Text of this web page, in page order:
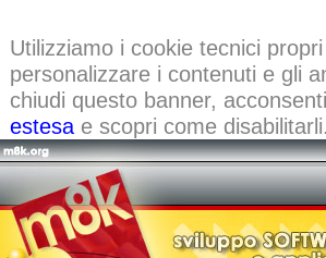
Utilizziamo i cookie tecnici
personalizzare i contenuti e gli
chiudi questo banner,
estesae scopri come